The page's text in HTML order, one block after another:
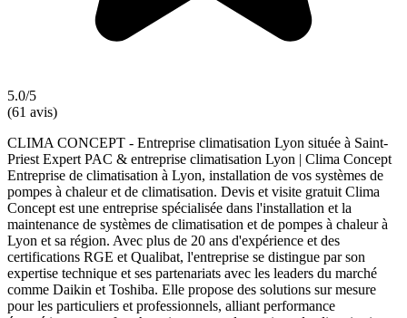
5.0/5
(61 avis)
CLIMA CONCEPT - Entreprise climatisation Lyon située à Saint-
Priest Expert PAC & entreprise climatisation Lyon | Clima Concept
Entreprise de climatisation à Lyon, installation de vos systèmes de
pompes à chaleur et de climatisation. Devis et visite gratuit Clima
Concept est une entreprise spécialisée dans l'installation et la
maintenance de systèmes de climatisation et de pompes à chaleur à
Lyon et sa région. Avec plus de 20 ans d'expérience et des
certifications RGE et Qualibat, l'entreprise se distingue par son
expertise technique et ses partenariats avec les leaders du marché
comme Daikin et Toshiba. Elle propose des solutions sur mesure
pour les particuliers et professionnels, alliant performance